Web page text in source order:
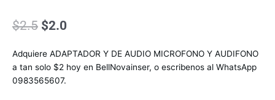
$2.5 El
original
era:
$2.5.
$2.0
actual
es:
Adquiere ADAPTADOR Y DE AUDIO MICROFONO Y AUDIFONO
a tan solo $2 hoy en BellNovainser, o escribenos al WhatsApp
0983565607.